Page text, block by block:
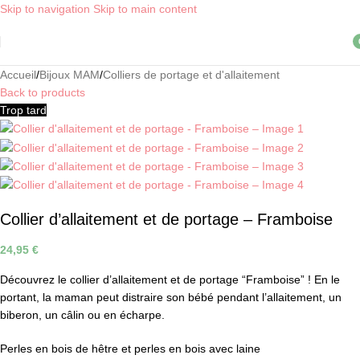
Skip to navigation Skip to main content
Accueil/Bijoux MAM/Colliers de portage et d'allaitement
Back to products
Trop tard
Collier d’allaitement et de portage – Framboise
24,95 €
Découvrez le collier d’allaitement et de portage “Framboise” ! En le
portant, la maman peut distraire son bébé pendant l’allaitement, un
biberon, un câlin ou en écharpe.
Perles en bois de hêtre et perles en bois avec laine